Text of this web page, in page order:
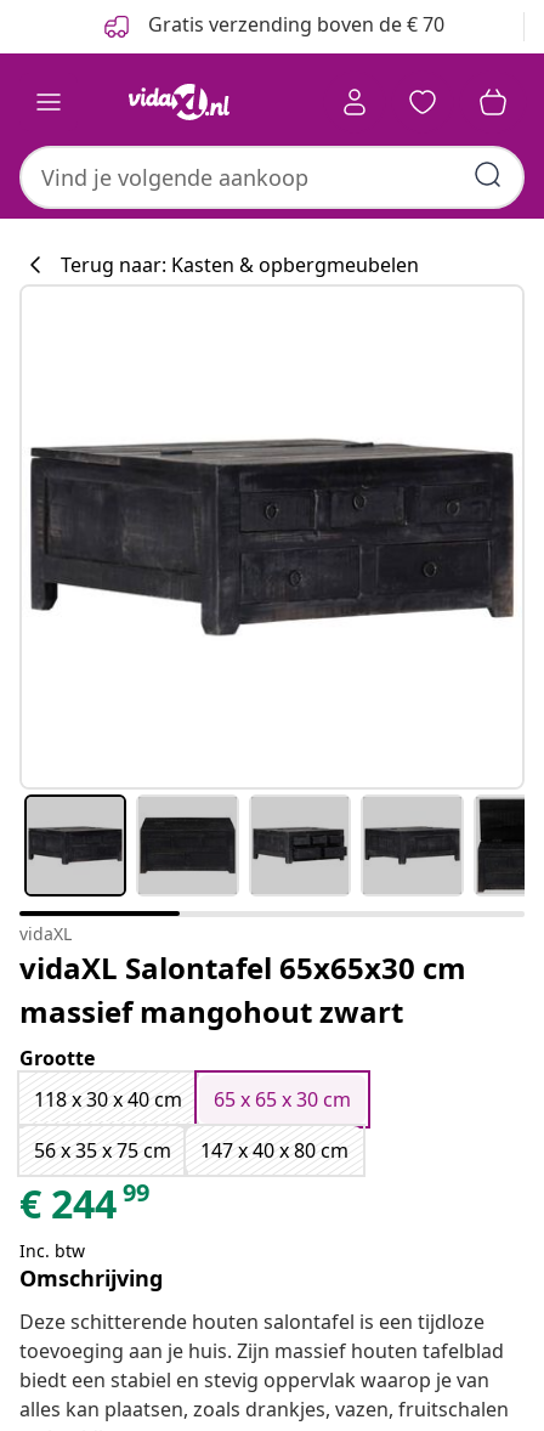
Gratis verzending boven de € 70
Terug naar: Kasten & opbergmeubelen
vidaXL
vidaXL Salontafel 65x65x30 cm
massief mangohout zwart
Grootte
118 x 30 x 40 cm
65 x 65 x 30 cm
56 x 35 x 75 cm
147 x 40 x 80 cm
€ 24499
Inc. btw
Omschrijving
Deze schitterende houten salontafel is een tijdloze
toevoeging aan je huis. Zijn massief houten tafelblad
biedt een stabiel en stevig oppervlak waarop je van
alles kan plaatsen, zoals drankjes, vazen, fruitschalen